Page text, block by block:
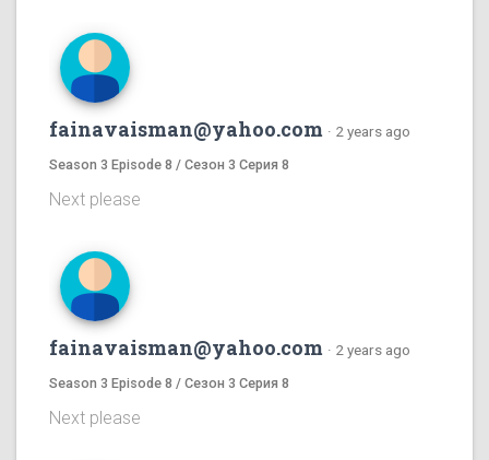
fainavaisman@yahoo.com · 2 years ago
Season 3 Episode 8 / Сезон 3 Серия 8
Next please
fainavaisman@yahoo.com · 2 years ago
Season 3 Episode 8 / Сезон 3 Серия 8
Next please